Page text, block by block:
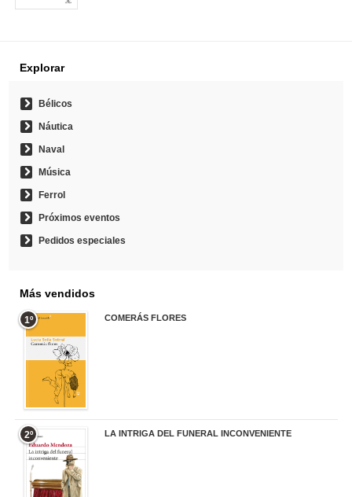
Explorar
Bélicos
Náutica
Naval
Música
Ferrol
Próximos eventos
Pedidos especiales
Más vendidos
1º COMERÁS FLORES
2º LA INTRIGA DEL FUNERAL INCONVENIENTE